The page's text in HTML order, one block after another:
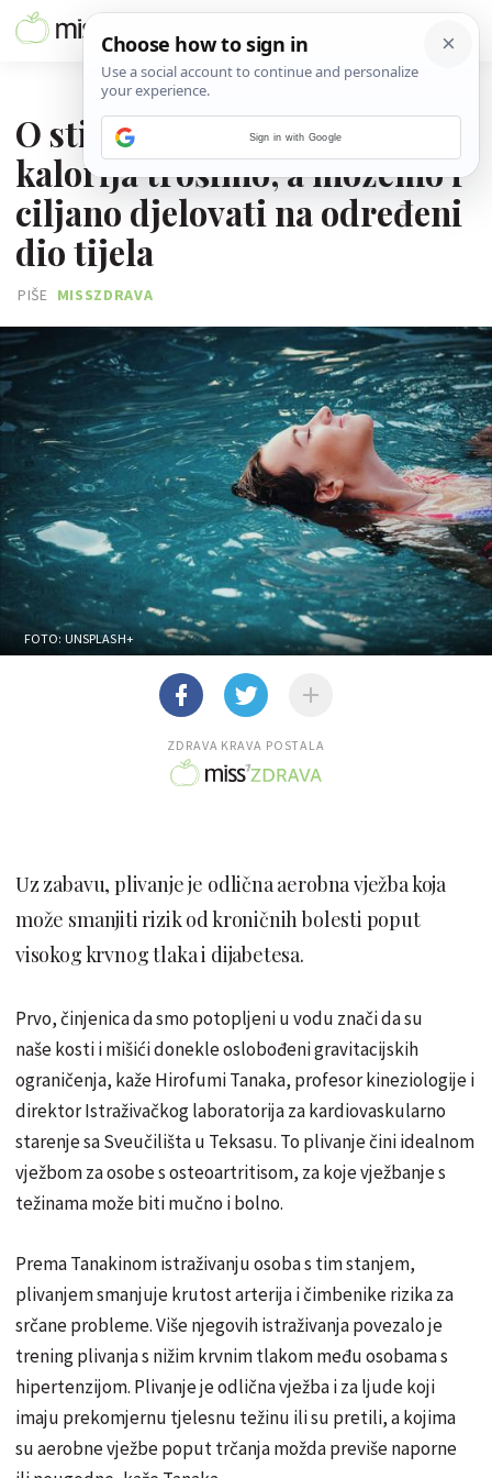
O stilu plivanja ovisi koliko
kalorija trošimo, a možemo i
ciljano djelovati na određeni
dio tijela
PIŠE MISSZDRAVA
FOTO: UNSPLASH+
ZDRAVA KRAVA POSTALA
Uz zabavu, plivanje je odlična aerobna vježba koja
može smanjiti rizik od kroničnih bolesti poput
visokog krvnog tlaka i dijabetesa.
Prvo, činjenica da smo potopljeni u vodu znači da su
naše kosti i mišići donekle oslobođeni gravitacijskih
ograničenja, kaže Hirofumi Tanaka, profesor kineziologije i
direktor Istraživačkog laboratorija za kardiovaskularno
starenje sa Sveučilišta u Teksasu. To plivanje čini idealnom
vježbom za osobe s osteoartritisom, za koje vježbanje s
težinama može biti mučno i bolno.
Prema Tanakinom istraživanju osoba s tim stanjem,
plivanjem smanjuje krutost arterija i čimbenike rizika za
srčane probleme. Više njegovih istraživanja povezalo je
trening plivanja s nižim krvnim tlakom među osobama s
hipertenzijom. Plivanje je odlična vježba i za ljude koji
imaju prekomjernu tjelesnu težinu ili su pretili, a kojima
su aerobne vježbe poput trčanja možda previše naporne
Sign in with Google